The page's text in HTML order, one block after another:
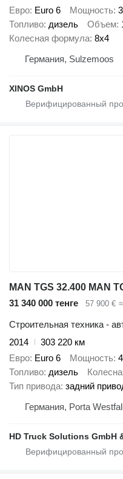
Евро Euro 6 Мощность
Топливо дизель Объем
Колесная формула 8x4
Германия, Sulzemoos
XINOS GmbH
MAN TGS 32.400 MAN
31 340 000 тенге
57 900 €
Строительная техника -
2014
303 220 км
Евро Euro 6 Мощность
Топливо дизель
Тип привода задний
Германия, Porta
HD Truck Solutions GmbH